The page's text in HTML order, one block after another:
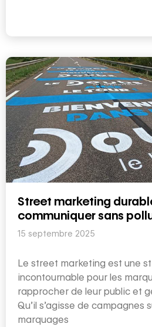
Street marketing
communiquer sans
15 septembre 2025
Le street marketing est une
incontournable pour les
rapprocher de leur public et
Qu’il s’agisse de campagnes
marquages